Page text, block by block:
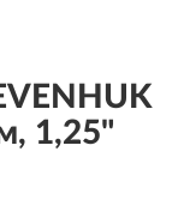
1,25"